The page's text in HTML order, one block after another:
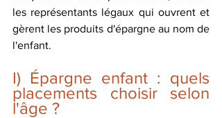
les représentants légaux qui ouvrent et
gèrent les produits d'épargne au nom de
l'enfant.
I) Épargne enfant : quels
placements choisir selon
l'âge ?